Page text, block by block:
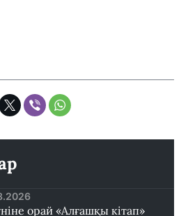
орай «Алғашқы кітап»